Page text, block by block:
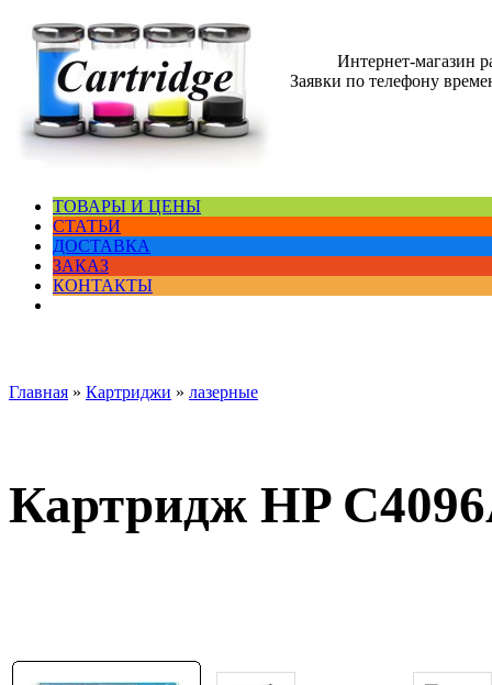
Интернет-магазин
Заявки по телефону
ТОВАРЫ И ЦЕНЫ
СТАТЬИ
ДОСТАВКА
ЗАКАЗ
КОНТАКТЫ
Главная » Картриджи » лазерные
Картридж HP